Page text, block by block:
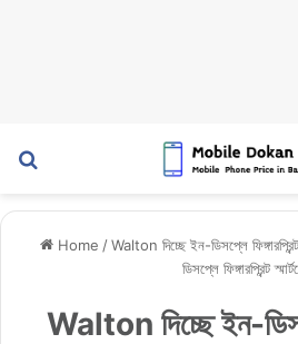
Home /Walton দিচ্ছে ইন-ডিসপ্লে
ডিসপ্লে ফিঙ্গারপ্রিন্ট
Walton দিচ্ছে ইন-